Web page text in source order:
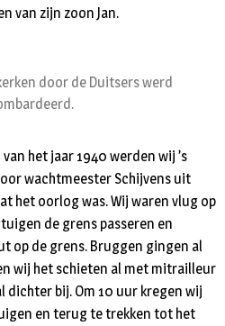
van zijn zoon Jan.
door de Duitsers werd
van het jaar 1940 werden wij ’s
wachtmeester Schijvens uit
het oorlog was. Wij waren vlug op
de grens passeren en
op de grens. Bruggen gingen al
wij het schieten al met mitrailleur
dichter bij. Om 10 uur kregen wij
en terug te trekken tot het